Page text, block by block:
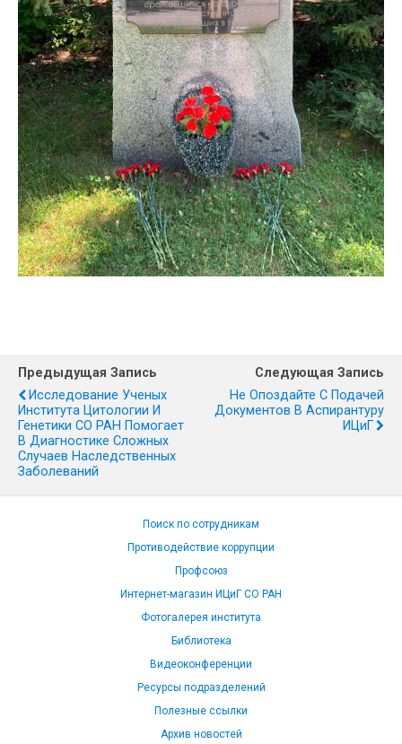
Предыдущая Запись
Исследование Ученых
Института Цитологии И
Генетики СО РАН Помогает
В Диагностике Сложных
Случаев Наследственных
Заболеваний
Следующая Запись
Не Опоздайте С Подачей
Документов В Аспирантуру
ИЦиГ
Поиск по сотрудникам
Противодействие коррупции
Профсоюз
Интернет-магазин ИЦиГ СО РАН
Фотогалерея института
Библиотека
Видеоконференции
Ресурсы подразделений
Полезные ссылки
Архив новостей